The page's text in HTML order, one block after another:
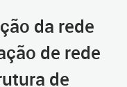
da rede
de rede
de